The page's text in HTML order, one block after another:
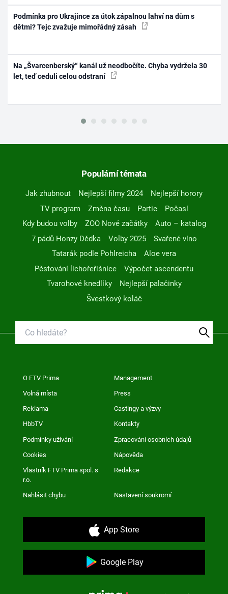
Podmínka pro Ukrajince za útok zápalnou lahví na dům s
dětmi? Tejc zvažuje mimořádný zásah
Na „Švarcenberský“ kanál už neodbočíte. Chyba vydržela 30
let, teď ceduli celou odstraní
Populární témata
Jak zhubnout Nejlepší filmy 2024
Nejlepší horory
TV program
Změna času Partie
Počasí
Kdy budou volby
ZOO Nové začátky
Auto – katalog
7 pádů Honzy Dědka
Volby 2025
Svařené víno
Tatarák podle Pohlreicha
Aloe vera
Pěstování lichořeřišnice
Výpočet ascendentu
Tvarohové knedlíky
Nejlepší palačinky
Švestkový koláč
O FTV Prima Management
Volná místa Press
Reklama Castingy a výzvy
HbbTV Kontakty
Podmínky užívání Zpracování osobních údajů
Cookies Nápověda
Vlastník FTV Prima spol. s
r.o.
Redakce
Nahlásit chybu Nastavení soukromí
App Store
Google Play